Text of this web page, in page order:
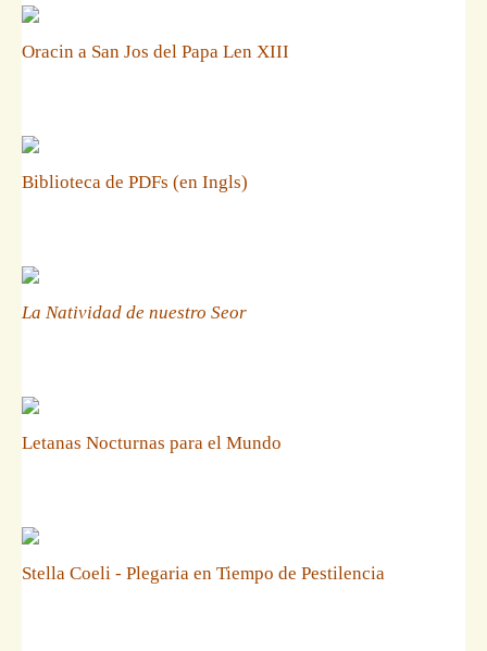
Oracin a San Jos del Papa Len XIII
Biblioteca de PDFs (en Ingls)
La Natividad de nuestro Seor
Letanas Nocturnas para el Mundo
Stella Coeli - Plegaria en Tiempo de Pestilencia